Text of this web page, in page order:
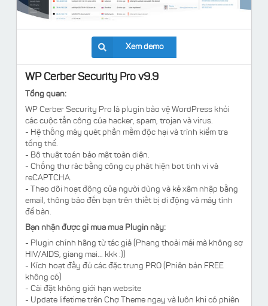
Xem demo
WP Cerber Security Pro v9.9
Tổng quan:
WP Cerber Security Pro là plugin bảo vệ WordPress khỏi
các cuộc tấn công của hacker, spam, trojan và virus.
- Hệ thống máy quét phần mềm độc hại và trình kiểm tra
tổng thể.
- Bộ thuật toán bảo mật toàn diện.
- Chống thư rác bằng công cụ phát hiện bot tinh vi và
reCAPTCHA.
- Theo dõi hoạt động của người dùng và kẻ xâm nhập bằng
email, thông báo đến bạn trên thiết bị di động và máy tính
để bàn.
Bạn nhận được gì mua mua Plugin này:
- Plugin chính hãng từ tác giả (Phang thoải mái mà không sợ
HIV/AIDS, giang mai... kkk :))
- Kích hoạt đầy đủ các đặc trưng PRO (Phiên bản FREE
không có)
- Cài đặt không giới hạn website
- Update lifetime trên Chợ Theme ngay và luôn khi có phiên